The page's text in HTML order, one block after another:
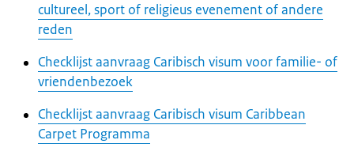
cultureel, sport of religieus evenement of andere
reden
Checklijst aanvraag Caribisch visum voor familie- of
vriendenbezoek
Checklijst aanvraag Caribisch visum Caribbean
Carpet Programma